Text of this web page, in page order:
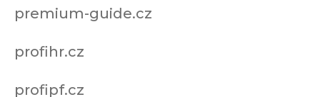
premium-guide.cz
profihr.cz
profipf.cz